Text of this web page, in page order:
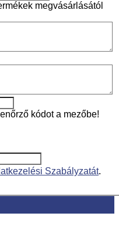
megvásárlásától
kódot a mezőbe!
Szabályzatát.